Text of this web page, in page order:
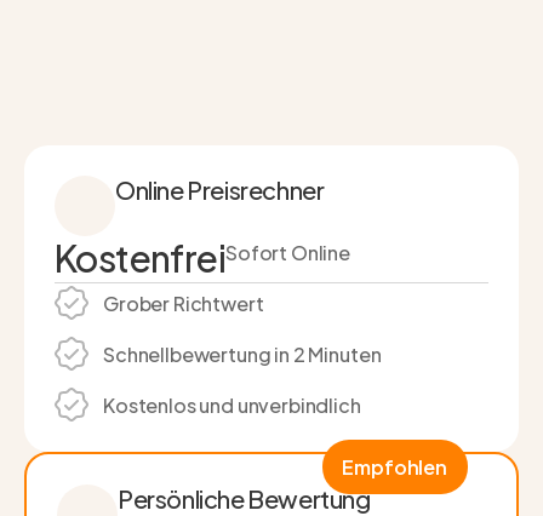
Online Preisrechner
KostenfreiSofort Online
Grober Richtwert
Schnell­bewertung in 2 Minuten
Kostenlos und unverbindlich
Persönliche Bewertung
Empfohlen